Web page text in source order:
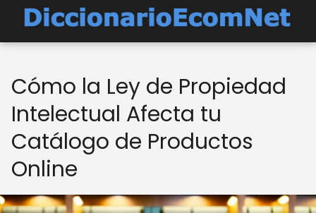
Cómo la Ley de Propiedad
Intelectual Afecta tu
Catálogo de Productos
Online